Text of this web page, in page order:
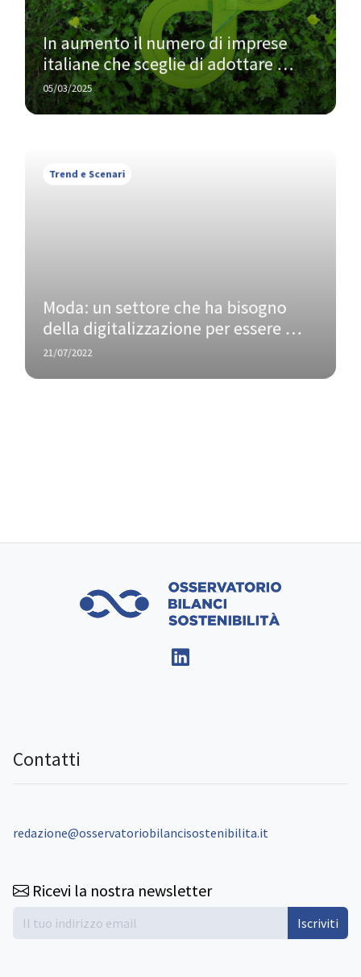
In aumento il numero di imprese
italiane che sceglie di adottare
pratiche di economia circolare
05/03/2025
Trend e Scenari
Moda: un settore che ha bisogno
della digitalizzazione per essere
sostenibile
21/07/2022
Contatti
redazione@osservatoriobilancisostenibilita.it
Ricevi la nostra newsletter
Iscriviti